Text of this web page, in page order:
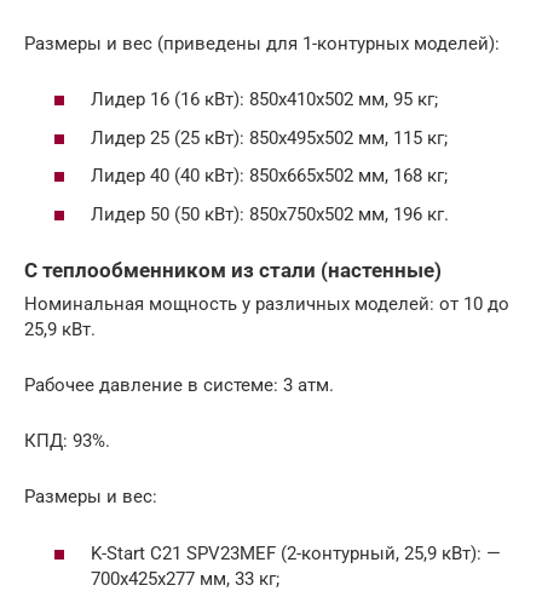
Размеры и вес (приведены для 1-контурных моделей):
Лидер 16 (16 кВт): 850х410х502 мм, 95 кг;
Лидер 25 (25 кВт): 850х495х502 мм, 115 кг;
Лидер 40 (40 кВт): 850х665х502 мм, 168 кг;
Лидер 50 (50 кВт): 850х750х502 мм, 196 кг.
С теплообменником из стали (настенные)
Номинальная мощность у различных моделей: от 10 до
25,9 кВт.
Рабочее давление в системе: 3 атм.
КПД: 93%.
Размеры и вес:
K-Start C21 SPV23MEF (2-контурный, 25,9 кВт): —
700х425х277 мм, 33 кг;